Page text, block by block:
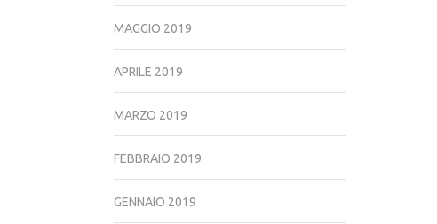
MAGGIO 2019
APRILE 2019
MARZO 2019
FEBBRAIO 2019
GENNAIO 2019